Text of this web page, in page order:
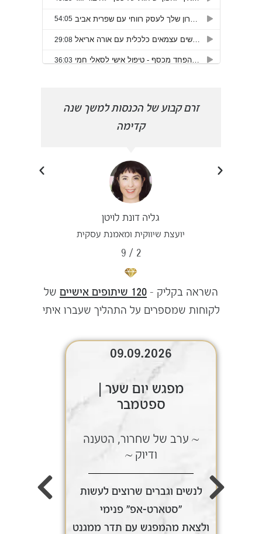
זרם קבוע של הכנסות למשך שנה
קדימה
גליה דונת לויטן
יועצת שיווקית ומאמנת עסקית
2
/
9
השראה בקליק – 120 שיתופים אישיים
של
לקוחות שמספרים על התהליך שעברו איתי
09.09.2026
מפגש יום שער |
ספטמבר
~ ערב של שחרור, הטענה
ודיוק ~
לנשים וגברים שרוצים לעשות
"סטארט-אפ" פנימי
ולצאת מהמפגש עם תדר ממגנט